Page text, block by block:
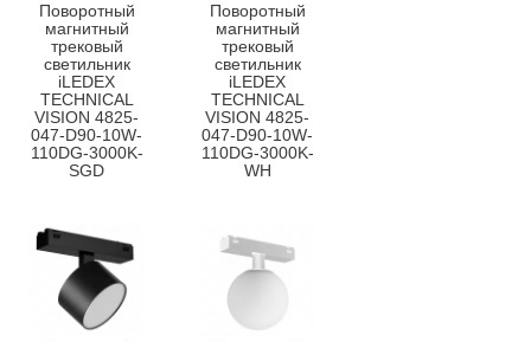
Поворотный
магнитный
трековый
светильник
iLEDEX
TECHNICAL
VISION 4825-
047-D90-10W-
110DG-3000K-
SGD
Поворотный
магнитный
трековый
светильник
iLEDEX
TECHNICAL
VISION 4825-
047-D90-10W-
110DG-3000K-
WH